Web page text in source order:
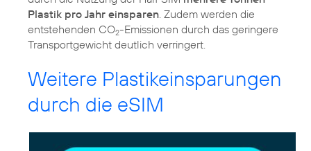
Plastik pro Jahr einsparen . Zudem werden die
entstehenden CO2-Emissionen durch das geringere
Transportgewicht deutlich verringert.
Weitere Plastikeinsparungen
durch die eSIM